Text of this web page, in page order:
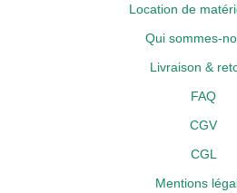
Location de
Qui sommes-
Livraison &
FAQ
CGV
CGL
Mentions